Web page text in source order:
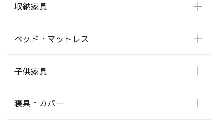
収納家具
ベッド・マットレス
子供家具
寝具・カバー